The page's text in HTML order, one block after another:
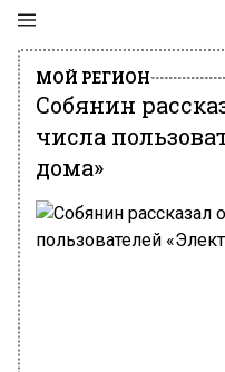
МОЙ РЕГИОН
Собянин
числа
дома»